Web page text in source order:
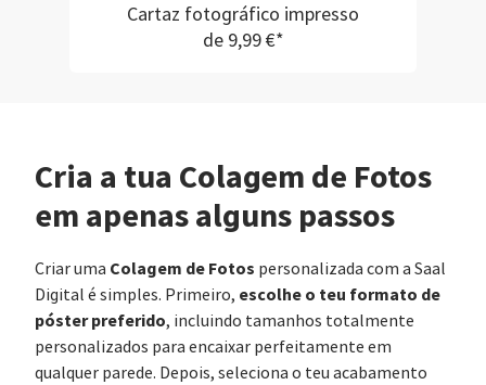
Cartaz fotográfico impresso
de 9,99 €*
Cria a tua Colagem de Fotos
em apenas alguns passos
Criar uma Colagem de Fotos personalizada com a Saal
Digital é simples. Primeiro, escolhe o teu formato de
póster preferido, incluindo tamanhos totalmente
personalizados para encaixar perfeitamente em
qualquer parede. Depois, seleciona o teu acabamento